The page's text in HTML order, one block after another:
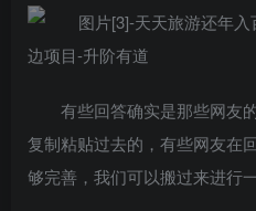
有些回答确实是那些网友
复制粘贴过去的，有些网友在
够完善，我们可以搬过来进行